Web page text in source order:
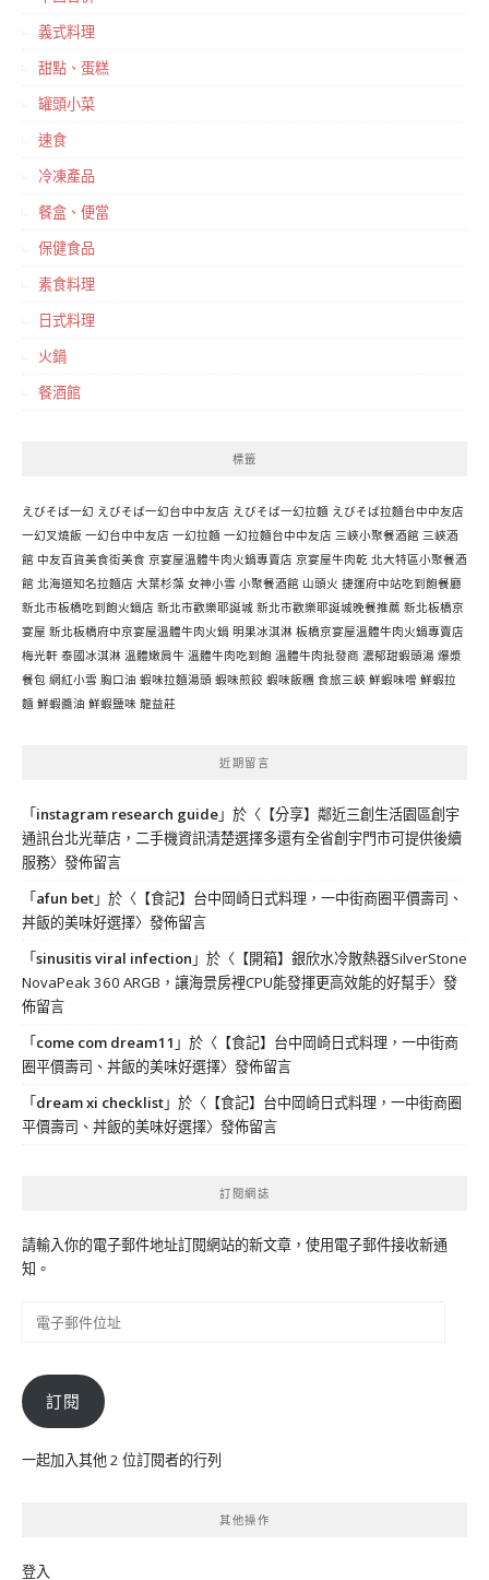
義式料理
甜點、蛋糕
罐頭小菜
速食
冷凍產品
餐盒、便當
保健食品
素食料理
日式料理
火鍋
餐酒館
標籤
えびそば一幻 えびそば一幻台中中友店 えびそば一幻拉麵 えびそば拉麵台中中友店
一幻叉燒飯 一幻台中中友店 一幻拉麵 一幻拉麵台中中友店 三峽小聚餐酒館 三峽酒
館 中友百貨美食街美食 京宴屋溫體牛肉火鍋專賣店 京宴屋牛肉乾 北大特區小聚餐酒
館 北海道知名拉麵店 大葉杉藻 女神小雪 小聚餐酒館 山頭火 捷運府中站吃到飽餐廳
新北市板橋吃到飽火鍋店 新北市歡樂耶誕城 新北市歡樂耶誕城晚餐推薦 新北板橋京
宴屋 新北板橋府中京宴屋溫體牛肉火鍋 明果冰淇淋 板橋京宴屋溫體牛肉火鍋專賣店
梅光軒 泰國冰淇淋 溫體嫩肩牛 溫體牛肉吃到飽 溫體牛肉批發商 濃郁甜蝦頭湯 爆漿
餐包 網紅小雪 胸口油 蝦味拉麵湯頭 蝦味煎餃 蝦味飯糰 食旅三峽 鮮蝦味噌 鮮蝦拉
麵 鮮蝦醬油 鮮蝦鹽味 龍益莊
近期留言
「instagram research guide」於〈 【分享】鄰近三創生活園區創宇
通訊台北光華店，二手機資訊清楚選擇多還有全省創宇門市可提供後續
服務〉發佈留言
「afun bet」於〈 【食記】台中岡崎日式料理，一中街商圈平價壽司、
丼飯的美味好選擇〉發佈留言
「sinusitis viral infection 」於〈 【開箱】銀欣水冷散熱器SilverStone
NovaPeak 360 ARGB，讓海景房裡CPU能發揮更高效能的好幫手〉發
佈留言
「come com dream11 」於〈 【食記】台中岡崎日式料理，一中街商
圈平價壽司、丼飯的美味好選擇〉發佈留言
「dream xi checklist」於〈 【食記】台中岡崎日式料理，一中街商圈
平價壽司、丼飯的美味好選擇〉發佈留言
訂閱網誌
請輸入你的電子郵件地址訂閱網站的新文章，使用電子郵件接收新通
知。
件
位
訂閱
一起加入其他 2 位訂閱者的行列
其他操作
登入